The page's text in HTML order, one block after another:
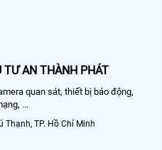
TƯ AN THÀNH PHÁT
quan sát, thiết bị báo động,
...
Thạnh, TP. Hồ Chí Minh